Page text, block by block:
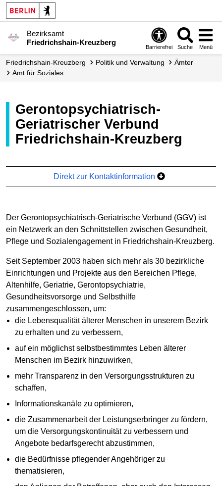
Bezirksamt
Friedrichshain-Kreuzberg
Barrierefrei Suche Menü
Friedrichshain-Kreuzberg Politik und Verwaltung
Ämter
Amt für Soziales
Gerontopsychiatrisch-
Geriatrischer Verbund
Friedrichshain-Kreuzberg
Direkt zur Kontaktinformation
Der Gerontopsychiatrisch-Geriatrische Verbund (GGV) ist
ein Netzwerk an den Schnittstellen zwischen Gesundheit,
Pflege und Sozialengagement in Friedrichshain-Kreuzberg.
Seit September 2003 haben sich mehr als 30 bezirkliche
Einrichtungen und Projekte aus den Bereichen Pflege,
Altenhilfe, Geriatrie, Gerontopsychiatrie,
Gesundheitsvorsorge und Selbsthilfe
zusammengeschlossen, um:
die Lebensqualität älterer Menschen in unserem Bezirk
zu erhalten und zu verbessern,
auf ein möglichst selbstbestimmtes Leben älterer
Menschen im Bezirk hinzuwirken,
mehr Transparenz in den Versorgungsstrukturen zu
schaffen,
Informationskanäle zu optimieren,
die Zusammenarbeit der Leistungserbringer zu fördern,
um die Versorgungskontinuität zu verbessern und
Angebote bedarfsgerecht abzustimmen,
die Bedürfnisse pflegender Angehöriger zu
thematisieren,